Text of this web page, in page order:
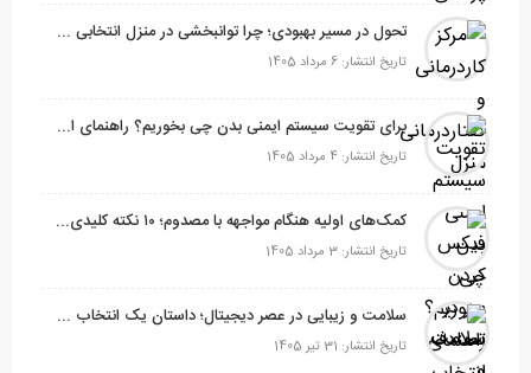
تحول در مسیر بهبودی؛ چرا توانبخشی در منزل انتخابی هوشمندانه است؟
تاریخ انتشار: 6 مرداد 1405
برای تقویت سیستم ایمنی بدن چی بخوریم؟ راهنمای انتخاب خوراکی‌ها و مکمل‌های موثر
تاریخ انتشار: 4 مرداد 1405
کمک‌های اولیه هنگام مواجهه با مصدوم؛ ۱۰ نکته کلیدی برای نجات‌ مصدوم
تاریخ انتشار: 3 مرداد 1405
سلامت و زیبایی در عصر دیجیتال؛ داستان یک انتخاب هوشمندانه
تاریخ انتشار: 31 تیر 1405